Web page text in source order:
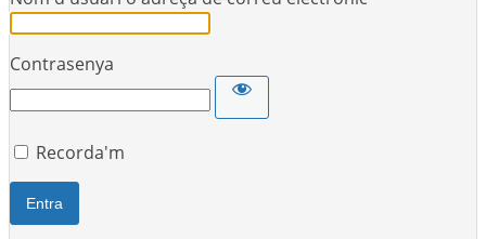
Contrasenya
Recorda'm